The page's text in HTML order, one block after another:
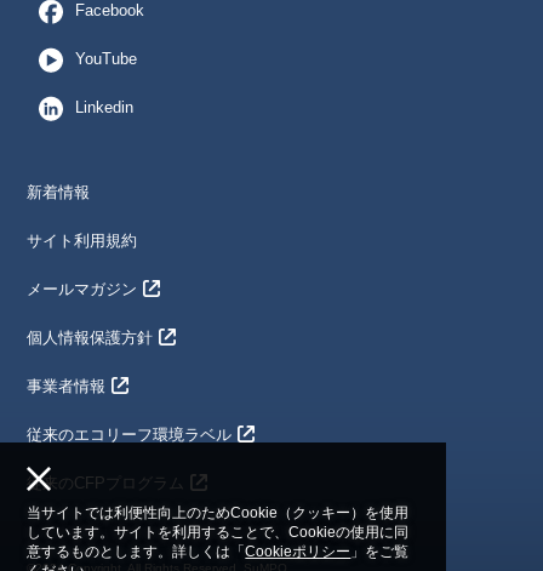
Facebook
YouTube
Linkedin
新着情報
サイト利用規約
メールマガジン
個人情報保護方針
事業者情報
従来のエコリーフ環境ラベル
従来のCFPプログラム
当サイトでは利便性向上のためCookie（クッキー）を使用
しています。サイトを利用することで、Cookieの使用に同
意するものとします。詳しくは「Cookieポリシー 」をご覧